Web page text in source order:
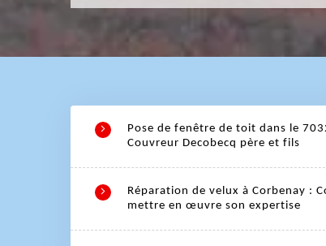
Pose de fenêtre de toit dans le
Couvreur Decobecq père et fils
Réparation de velux à Corbenay :
mettre en œuvre son expertise